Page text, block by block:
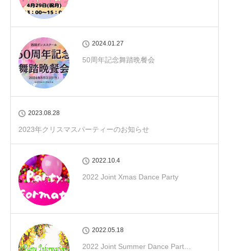
2024.01.27
50周年記念舞踏晩餐会
2023.08.28
2023年クリスマスパーティーのお知らせ
2022.10.4
2022 Joint Xmas Dance Party
2022.05.18
2022 Joint Summer Dance Part…